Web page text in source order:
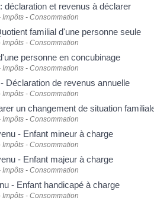
déclaration et revenus à déclarer
Impôts - Consommation
familial d'une personne seule
Impôts - Consommation
personne en concubinage
Impôts - Consommation
Déclaration de revenus annuelle
Impôts - Consommation
un changement de situation
Impôts - Consommation
- Enfant mineur à charge
Impôts - Consommation
- Enfant majeur à charge
Impôts - Consommation
- Enfant handicapé à charge
Impôts - Consommation